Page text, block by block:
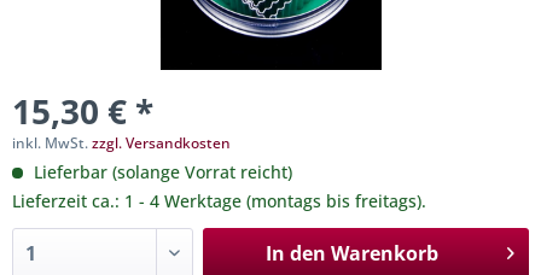
15,30 € *
inkl. MwSt.zzgl. Versandkosten
Lieferbar (solange Vorrat reicht)
Lieferzeit ca.: 1 - 4 Werktage (montags bis freitags).
In den Warenkorb